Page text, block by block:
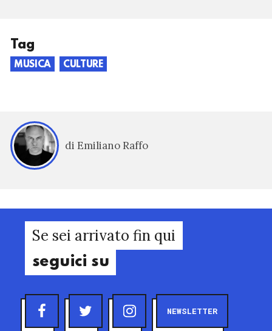
Tag
MUSICA CULTURE
di Emiliano Raffo
Se sei arrivato fin qui
seguici su
NEWSLETTER